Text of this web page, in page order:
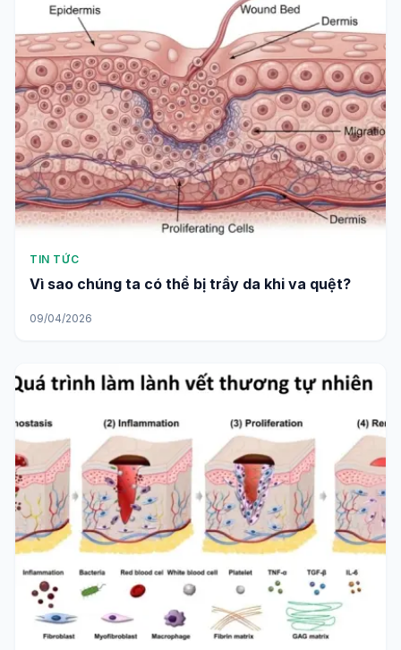
TIN TỨC
Vì sao chúng ta có thể bị trầy da khi va quệt?
09/04/2026